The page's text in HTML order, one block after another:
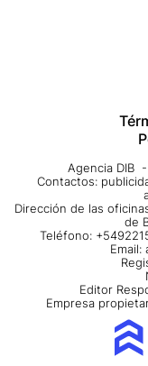
Agencia DIB
Contactos:
Dirección de las
de
Teléfono:
Email:
Editor
Empresa